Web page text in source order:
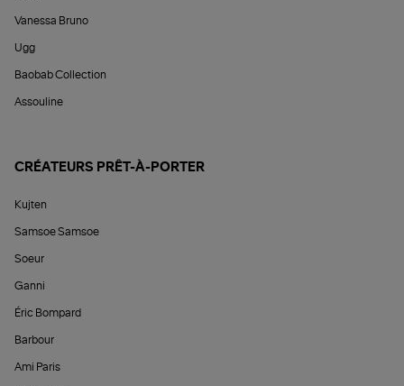
Vanessa Bruno
Ugg
Baobab Collection
Assouline
CRÉATEURS PRÊT-À-PORTER
Kujten
Samsoe Samsoe
Soeur
Ganni
Éric Bompard
Barbour
Ami Paris